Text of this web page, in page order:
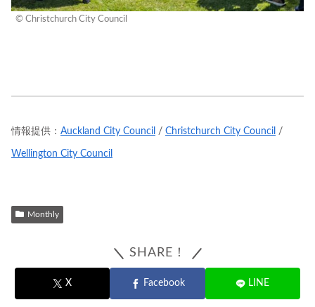
© Christchurch City Council
情報提供： Auckland City Council / Christchurch City Council /
Wellington City Council
Monthly
SHARE！
X Facebook LINE